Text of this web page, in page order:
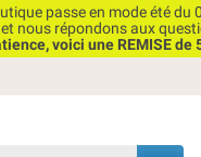
passe en mode été du
nous répondons aux
voici une REMISE de